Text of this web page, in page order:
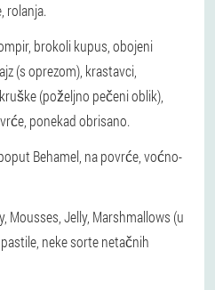
rolanja.
brokoli kupus, obojeni
(s oprezom), krastavci,
(poželjno pečeni oblik),
ponekad obrisano.
Behamel, na povrće, voćno-
Mousses, Jelly, Marshmallows (u
neke sorte netačnih